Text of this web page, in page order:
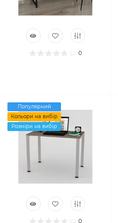
0
Популярний
Кольори на вибір
Розміри на вибір
0